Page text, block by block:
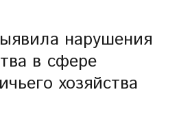
нарушения
в сфере
хозяйства